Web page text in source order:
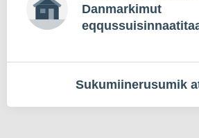
Danmarkimut
Sukumiinerusumik